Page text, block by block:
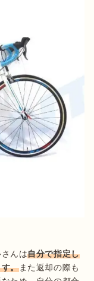
んは自分で指定し
。また返却の際も